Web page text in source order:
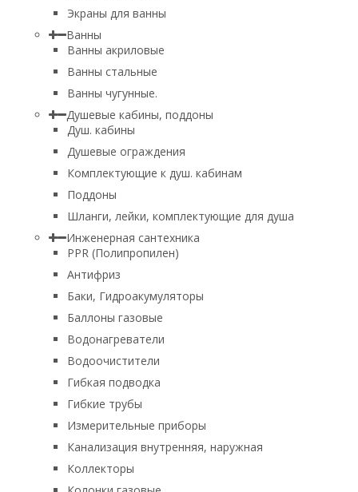
Экраны для ванны
Ванны
Ванны акриловые
Ванны стальные
Ванны чугунные.
Душевые кабины, поддоны
Душ. кабины
Душевые ограждения
Комплектующие к душ. кабинам
Поддоны
Шланги, лейки, комплектующие для душа
Инженерная сантехника
PPR (Полипропилен)
Антифриз
Баки, Гидроакумуляторы
Баллоны газовые
Водонагреватели
Водоочистители
Гибкая подводка
Гибкие трубы
Измерительные приборы
Канализация внутренняя, наружная
Коллекторы